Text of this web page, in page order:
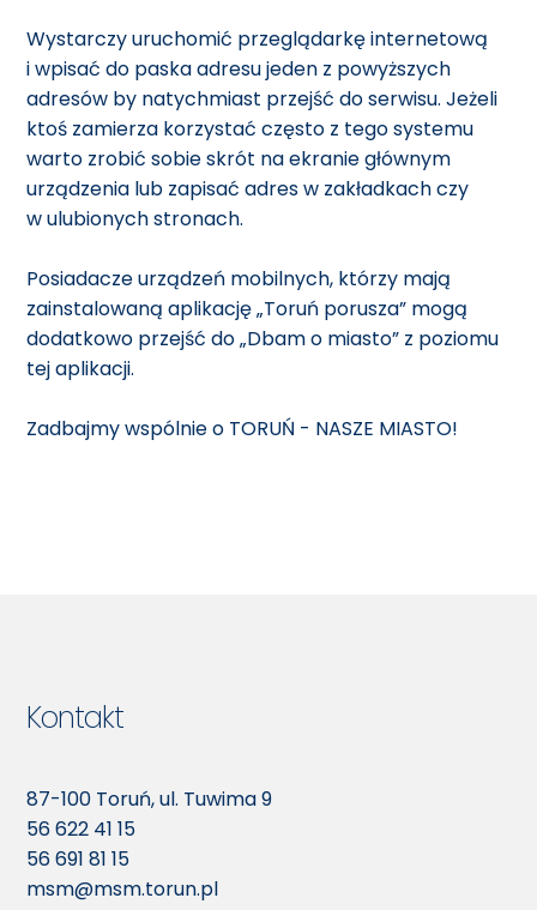
Wystarczy uruchomić przeglądarkę internetową
i wpisać do paska adresu jeden z powyższych
adresów by natychmiast przejść do serwisu. Jeżeli
ktoś zamierza korzystać często z tego systemu
warto zrobić sobie skrót na ekranie głównym
urządzenia lub zapisać adres w zakładkach czy
w ulubionych stronach.
Posiadacze urządzeń mobilnych, którzy mają
zainstalowaną aplikację „Toruń porusza” mogą
dodatkowo przejść do „Dbam o miasto” z poziomu
tej aplikacji.
Zadbajmy wspólnie o TORUŃ - NASZE MIASTO!
Kontakt
87-100 Toruń, ul. Tuwima 9
56 622 41 15
56 691 81 15
msm@msm.torun.pl